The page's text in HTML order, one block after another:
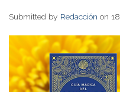
Submitted by Redacción on